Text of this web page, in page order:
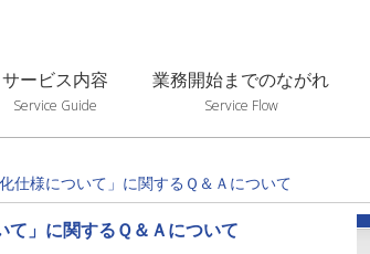
サービス内容
Service Guide
業務開始までのながれ
Service Flow
仕様について」に関するＱ＆Ａについて
て」に関するＱ＆Ａについて